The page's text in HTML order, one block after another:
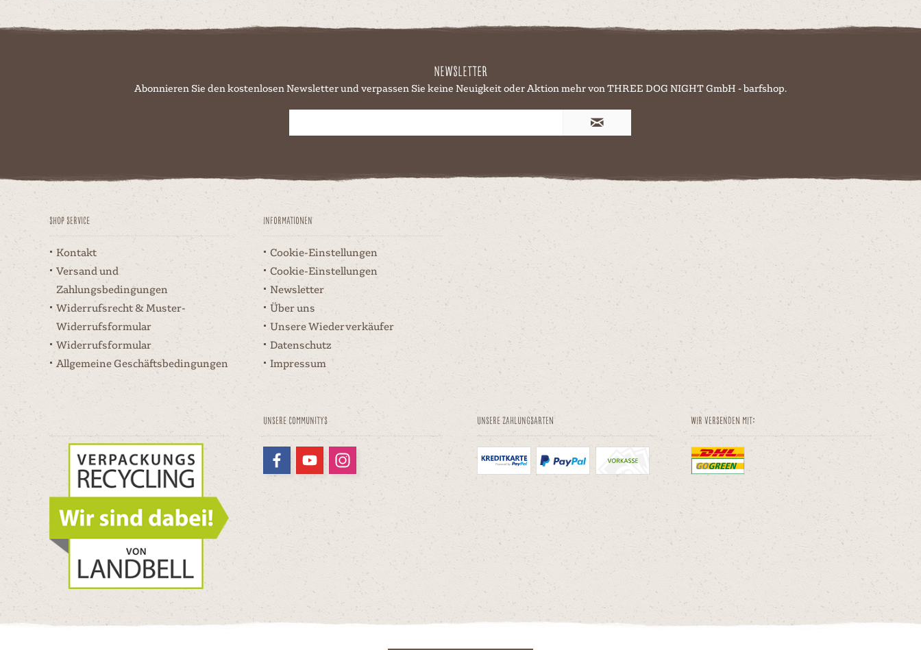
Newsletter
Abonnieren Sie den kostenlosen Newsletter und verpassen Sie keine Neuigkeit oder Aktion mehr von THREE DOG NIGHT GmbH - barfshop.
Shop Service
Kontakt
Versand und
Zahlungsbedingungen
Widerrufsrecht & Muster-
Widerrufsformular
Widerrufsformular
Allgemeine Geschäftsbedingungen
Informationen
Cookie-Einstellungen
Cookie-Einstellungen
Newsletter
Über uns
Unsere Wiederverkäufer
Datenschutz
Impressum
Unsere Communitys Unsere Zahlungsarten Wir versenden mit: